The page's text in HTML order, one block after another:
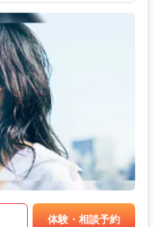
体験・相談予約